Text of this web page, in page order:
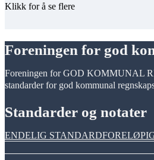
Klikk for å se flere
Foreningen for god
Foreningen for GOD KOMMUNAL
standarder for god kommunal
Standarder og notater
ENDELIG STANDARD